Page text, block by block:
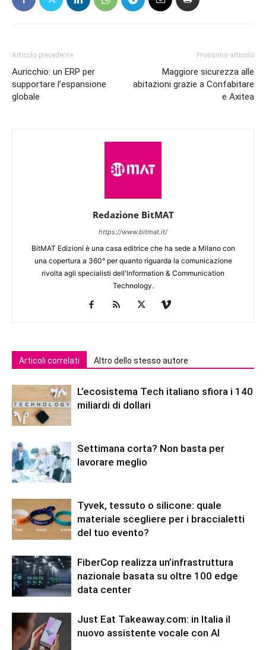
Articolo precedente
Auricchio: un ERP per
supportare l’espansione
globale
Prossimo articolo
Maggiore sicurezza alle
abitazioni grazie a Confabitare
e Axitea
Redazione BitMAT
https://www.bitmat.it/
BitMAT Edizioni è una casa editrice che ha sede a Milano con
una copertura a 360° per quanto riguarda la comunicazione
rivolta agli specialisti dell'lnformation & Communication
Technology.
Articoli correlati Altro dello stesso autore
L’ecosistema Tech italiano sfiora i 140
miliardi di dollari
Settimana corta? Non basta per
lavorare meglio
Tyvek, tessuto o silicone: quale
materiale scegliere per i braccialetti
del tuo evento?
FiberCop realizza un’infrastruttura
nazionale basata su oltre 100 edge
data center
Just Eat Takeaway.com: in Italia il
nuovo assistente vocale con AI